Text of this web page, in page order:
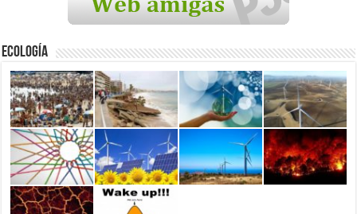
Ecología